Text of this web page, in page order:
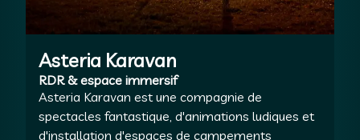
Asteria Karavan
RDR & espace immersif
Asteria Karavan est une compagnie de
spectacles fantastique, d'animations ludiques et
d'installation d'espaces de campements